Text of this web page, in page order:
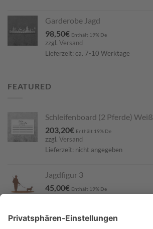
Garderobe Jagd
98,50€ Enthält 19% De
zzgl. Versand
Lieferzeit: ca. 7-10 Werktage
FEATURED
Schleifenboard (2 Pferde) Weiß
203,20€ Enthält 19% De
zzgl. Versand
Lieferzeit: nicht angegeben
Jagdfigur 3
45,00€ Enthält 19% De